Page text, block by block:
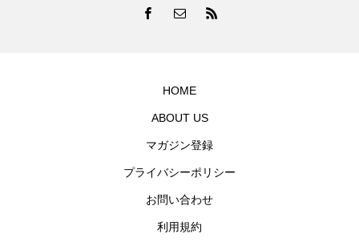
HOME
ABOUT US
マガジン登録
プライバシーポリシー
お問い合わせ
利用規約